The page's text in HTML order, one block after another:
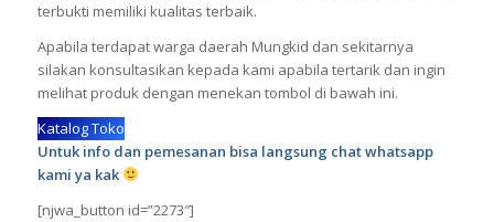
terbukti memiliki kualitas terbaik.
Apabila terdapat warga daerah Mungkid dan sekitarnya
silakan konsultasikan kepada kami apabila tertarik dan ingin
melihat produk dengan menekan tombol di bawah ini.
Katalog Toko
Untuk info dan pemesanan bisa langsung chat whatsapp
kami ya kak
[njwa_button id=”2273″]